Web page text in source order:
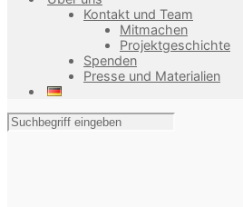
Kontakt und Team
Mitmachen
Projektgeschichte
Spenden
Presse und Materialien